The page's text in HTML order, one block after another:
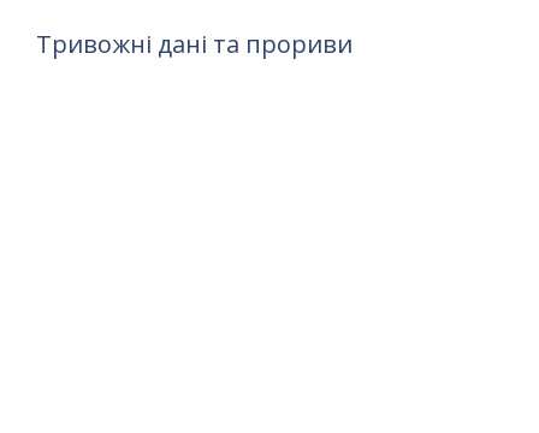
Тривожні дані та прориви